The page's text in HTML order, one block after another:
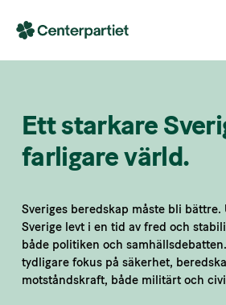
Ett starkare
farligare värld.
Sveriges beredskap måste bli
Sverige levt i en tid av fred och
både politiken och
tydligare fokus på säkerhet,
motståndskraft, både militärt och